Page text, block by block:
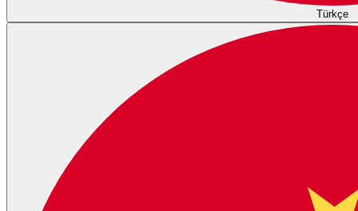
Türkçe